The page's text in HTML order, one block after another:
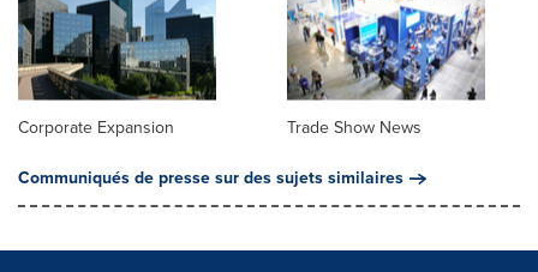
Corporate Expansion
Trade Show News
Communiqués de presse sur des sujets similaires